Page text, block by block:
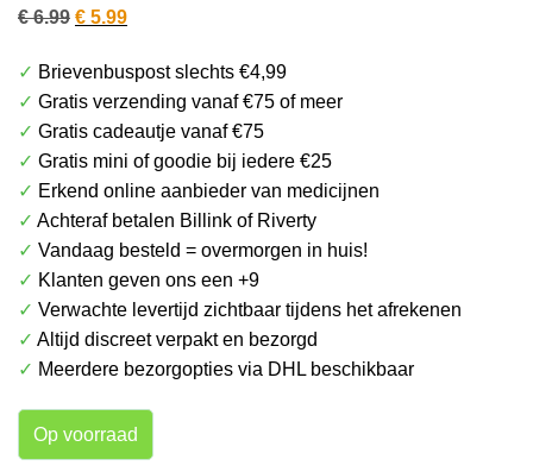
€6.99 Oorspronkelijke
was:
€ 6.99.
€ 5.99Huidige
is:
€ 5.99.
✓ Brievenbuspost slechts €4,99
✓ Gratis verzending vanaf €75 of meer
✓ Gratis cadeautje vanaf €75
✓ Gratis mini of goodie bij iedere €25
✓ Erkend online aanbieder van medicijnen
✓ Achteraf betalen Billink of Riverty
✓ Vandaag besteld = overmorgen in huis!
✓ Klanten geven ons een +9
✓ Verwachte levertijd zichtbaar tijdens het afrekenen
✓ Altijd discreet verpakt en bezorgd
✓ Meerdere bezorgopties via DHL beschikbaar
Op voorraad